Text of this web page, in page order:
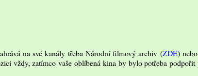
na své kanály třeba Národní filmový archiv (ZDE)
vždy, zatímco vaše oblíbená kina by bylo potřeba podpořit